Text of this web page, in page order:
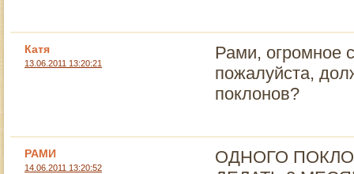
Катя
13.06.2011 13:20:21
Рами, огромное
пожалуйста,
поклонов?
РАМИ
14.06.2011 13:20:52
ОДНОГО